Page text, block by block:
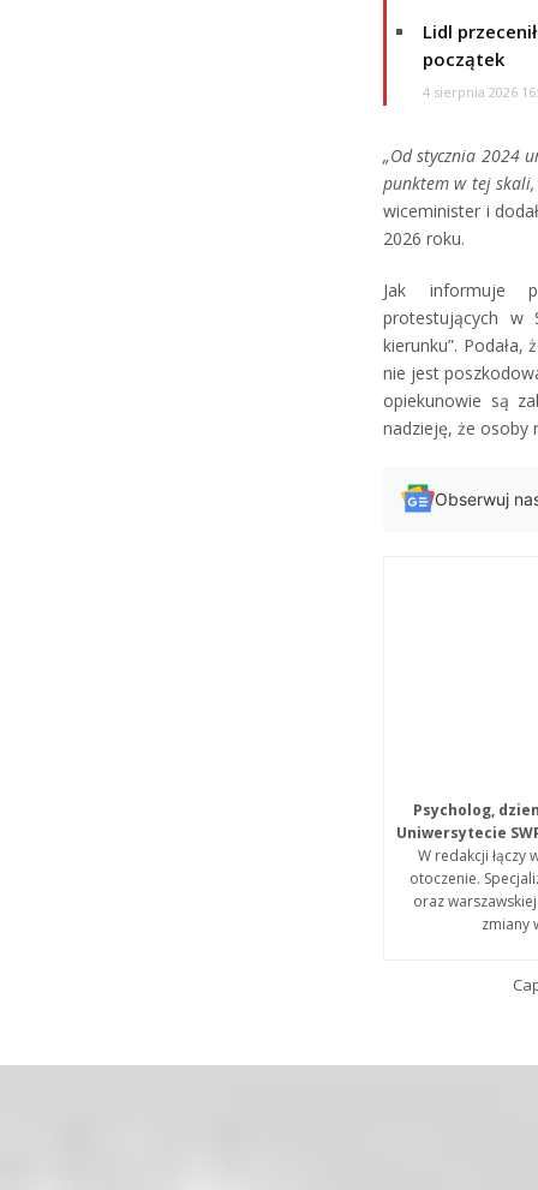
Lidl
początek
4 sierpnia 2026
„Od stycznia 2024
punktem w tej skali,
wiceminister i
2026 roku.
Jak informuje
protestujących w
kierunku”.
nie jest
opiekunowie są
nadzieję, że osoby
Obserwuj
Psycholog,
Uniwersytecie
W redakcji łączy
otoczenie.
oraz
zmiany